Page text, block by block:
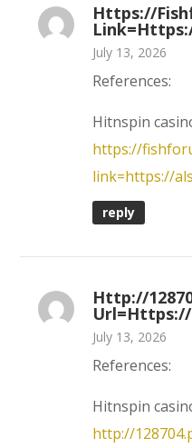
Https://
July 13, 2026
References:
Hitnspin
https://
link=https://
reply
Http://
July 13, 2026
References:
Hitnspin
http://